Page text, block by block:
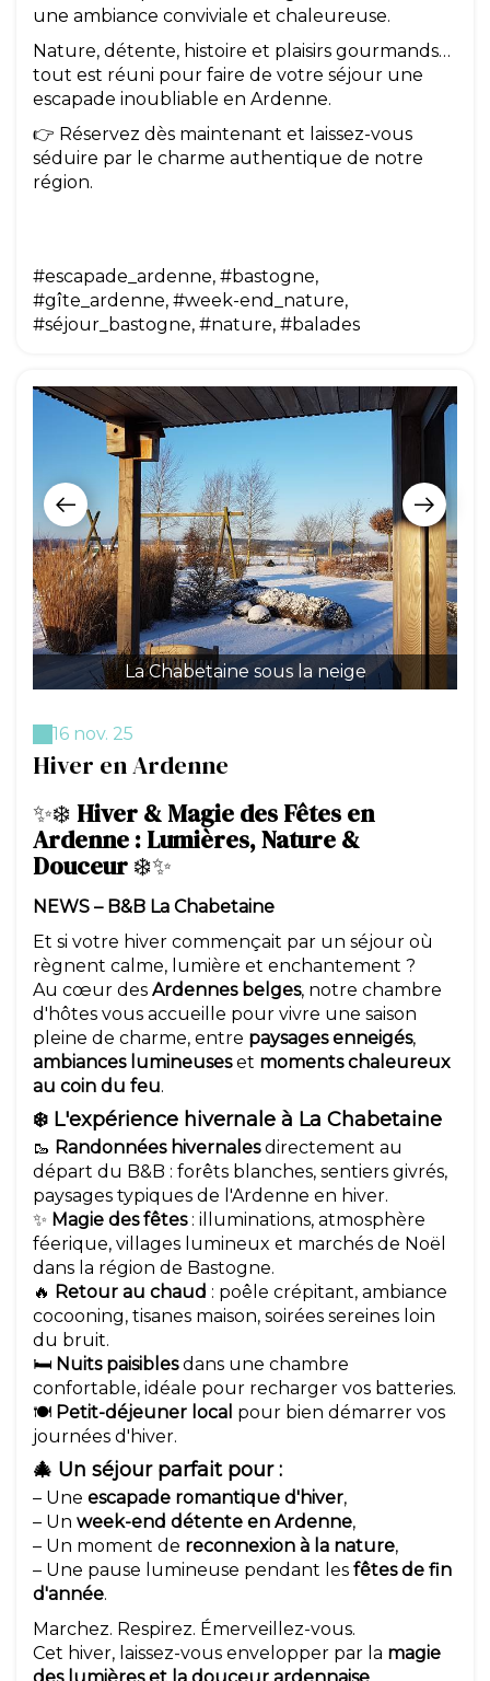
une ambiance conviviale et chaleureuse.
Nature, détente, histoire et plaisirs gourmands…
tout est réuni pour faire de votre séjour une
escapade inoubliable en Ardenne.
👉 Réservez dès maintenant et laissez-vous
séduire par le charme authentique de notre
région.
#escapade_ardenne, #bastogne,
#gîte_ardenne, #week-end_nature,
#séjour_bastogne, #nature, #balades
La Chabetaine sous la neige
16 nov. 25
Hiver en Ardenne
✨❄️ Hiver & Magie des Fêtes en
Ardenne : Lumières, Nature &
Douceur ❄️✨
NEWS – B&B La Chabetaine
Et si votre hiver commençait par un séjour où
règnent calme, lumière et enchantement ?
Au cœur des Ardennes belges, notre chambre
d'hôtes vous accueille pour vivre une saison
pleine de charme, entre paysages enneigés,
ambiances lumineuseset moments chaleureux
au coin du feu.
❄️ L'expérience hivernale à La Chabetaine
🥾 Randonnées hivernalesdirectement au
départ du B&B : forêts blanches, sentiers givrés,
paysages typiques de l'Ardenne en hiver.
✨ Magie des fêtes: illuminations, atmosphère
féerique, villages lumineux et marchés de Noël
dans la région de Bastogne.
🔥 Retour au chaud : poêle crépitant, ambiance
cocooning, tisanes maison, soirées sereines loin
du bruit.
🛏️ Nuits paisiblesdans une chambre
confortable, idéale pour recharger vos batteries.
🍽️ Petit-déjeuner local pour bien démarrer vos
journées d'hiver.
🎄 Un séjour parfait pour :
– Une escapade romantique d'hiver,
– Un week-end détente en Ardenne,
– Un moment de reconnexion à la nature,
– Une pause lumineuse pendant les fêtes de fin
d'année.
Marchez. Respirez. Émerveillez-vous.
Cet hiver, laissez-vous envelopper par la magie